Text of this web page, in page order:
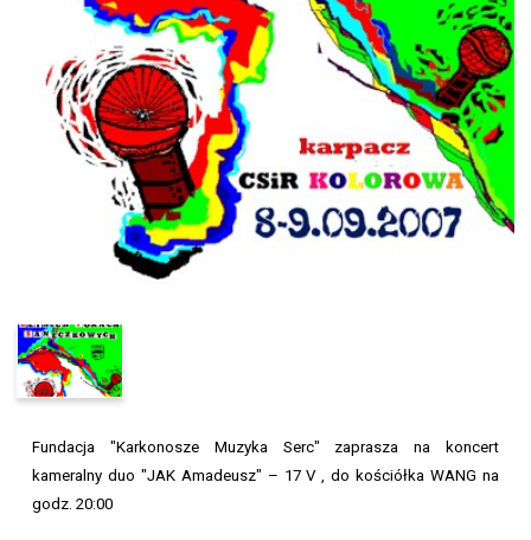
Fundacja "Karkonosze Muzyka Serc" zaprasza na koncert
kameralny duo "JAK Amadeusz" – 17 V , do kościółka WANG na
godz. 20:00